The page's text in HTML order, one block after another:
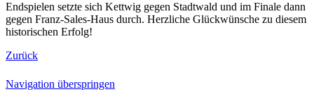
Endspielen setzte sich Kettwig gegen Stadtwald und im Finale dann
gegen Franz-Sales-Haus durch. Herzliche Glückwünsche zu diesem
historischen Erfolg!
Zurück
Navigation überspringen